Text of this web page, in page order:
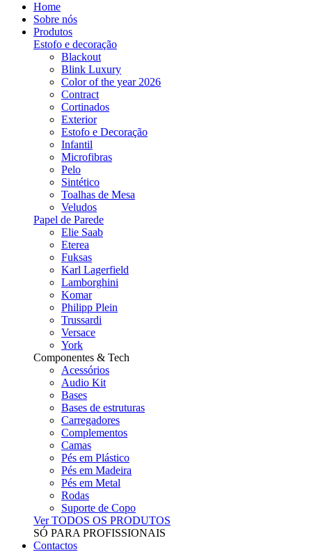
Home
Sobre nós
Produtos
Estofo e decoração
Blackout
Blink Luxury
Color of the year 2026
Contract
Cortinados
Exterior
Estofo e Decoração
Infantil
Microfibras
Pelo
Sintético
Toalhas de Mesa
Veludos
Papel de Parede
Elie Saab
Eterea
Fuksas
Karl Lagerfield
Lamborghini
Komar
Philipp Plein
Trussardi
Versace
York
Componentes & Tech
Acessórios
Audio Kit
Bases
Bases de estruturas
Carregadores
Complementos
Camas
Pés em Plástico
Pés em Madeira
Pés em Metal
Rodas
Suporte de Copo
Ver TODOS OS PRODUTOS
SÓ PARA PROFISSIONAIS
Contactos